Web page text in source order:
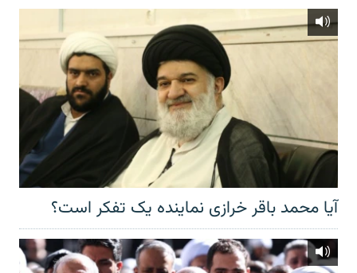
آیا محمد باقر خرازی نماینده یک تفکر است؟